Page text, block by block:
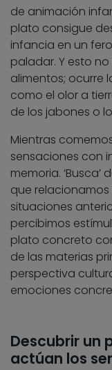
de animación
plato consigue
infancia en un
paladar. Y esto
alimentos; ocurre
como el olor a
de los jabones o
Mientras
sensaciones con
memoria.
que relacionamos
situaciones
percibimos
plato concreto
de las materias
perspectiva
emociones
Descubrir un
actúan los